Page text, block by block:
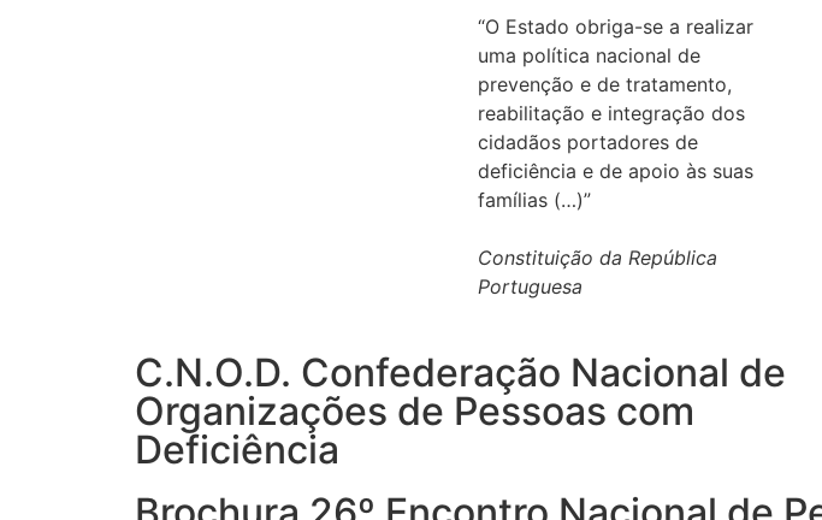
“O Estado obriga-se a realizar
uma política nacional de
prevenção e de tratamento,
reabilitação e integração dos
cidadãos portadores de
deficiência e de apoio às suas
famílias (…)”
Constituição da República
Portuguesa
C.N.O.D. Confederação Nacional de
Organizações de Pessoas com
Deficiência